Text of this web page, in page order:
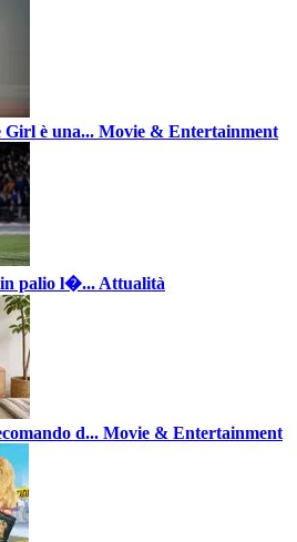
Girl è una... Movie & Entertainment
palio l�... Attualità
d... Movie & Entertainment